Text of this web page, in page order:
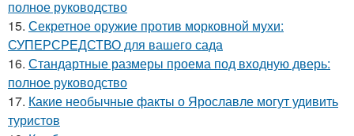
полное руководство
15. Секретное оружие против морковной мухи:
СУПЕРСРЕДСТВО для вашего сада
16. Стандартные размеры проема под входную дверь:
полное руководство
17. Какие необычные факты о Ярославле могут удивить
туристов